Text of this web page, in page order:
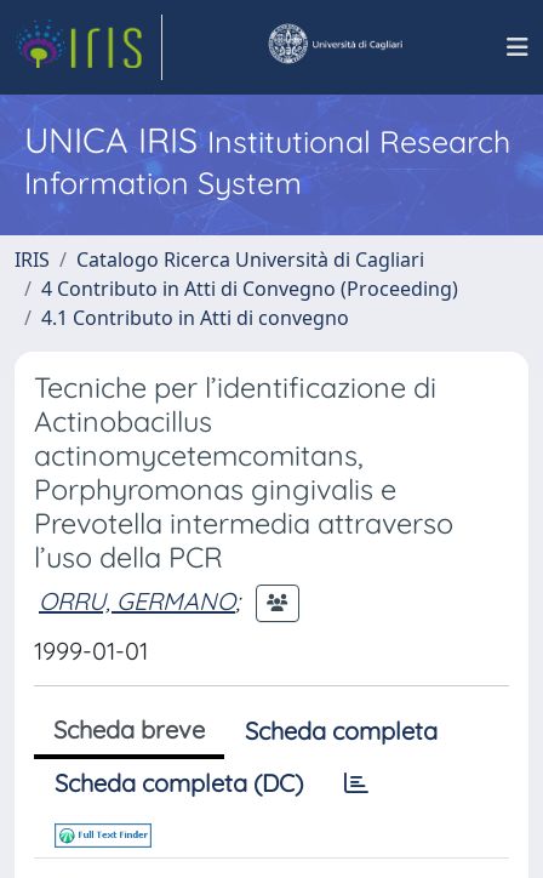
UNICA IRISInstitutional Research
Information System
IRIS
Catalogo Ricerca Università di Cagliari
4 Contributo in Atti di Convegno (Proceeding)
4.1 Contributo in Atti di convegno
Tecniche per l’identificazione di
Actinobacillus
actinomycetemcomitans,
Porphyromonas gingivalis e
Prevotella intermedia attraverso
l’uso della PCR
ORRU, GERMANO;
1999-01-01
Scheda breve
Scheda completa
Scheda completa (DC)